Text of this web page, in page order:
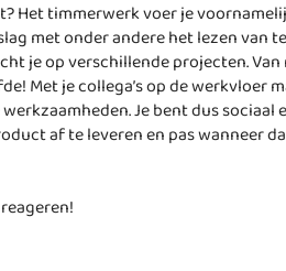
Het timmerwerk voer je
met onder andere het lezen van
je op verschillende projecten.
Met je collega’s op de werkvloer
Je bent dus
af te leveren en pas wanneer